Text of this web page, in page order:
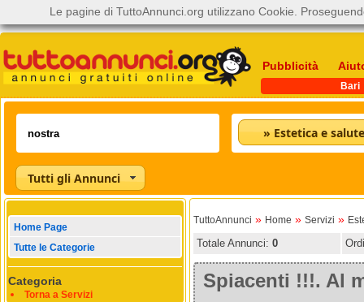
Pubblicità
Bari
» Estetica e salute
Tutti gli Annunci
Home Page
Tutte le Categorie
Categoria
Torna a Servizi
TuttoAnnunci » Home » Servizi »
Totale Annunci: 0
Spiacenti !!!. Al
Le pagine di TuttoAnnunci.org utilizzano Cookie.